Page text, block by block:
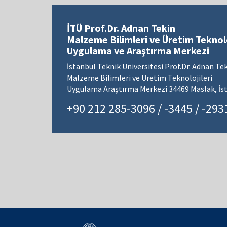
İTÜ Prof.Dr. Adnan Tekin
Malzeme Bilimleri ve Üretim
Uygulama ve Araştırma Merkezi
İstanbul Teknik Üniversitesi Prof.Dr. Adnan
Malzeme Bilimleri ve Üretim Teknolojileri
Uygulama Araştırma Merkezi 34469 Maslak,
+90 212 285-3096 / -3445 / -